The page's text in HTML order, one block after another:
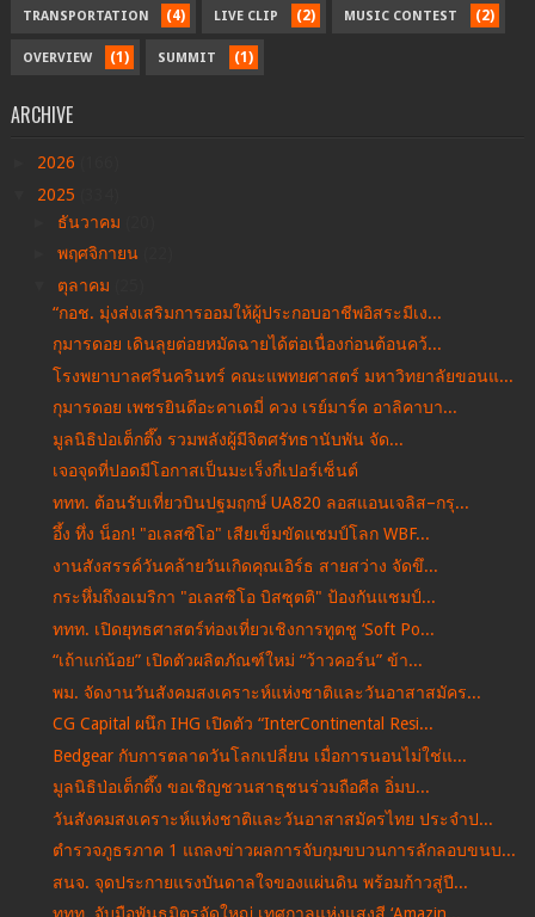
TRANSPORTATION (4) LIVE CLIP (2) MUSIC CONTEST (2)
OVERVIEW (1) SUMMIT (1)
ARCHIVE
2026
2025
ธันวาคม
พฤศจิกายน
ตุลาคม
“กอช. มุ่งส่งเสริมการออมให้ผู้ประกอบอาชีพอิสระมีเง...
กุมารดอย เดินลุยต่อยหมัดฉายได้ต่อเนื่องก่อนต้อนคว้...
โรงพยาบาลศรีนครินทร์ คณะแพทยศาสตร์ มหาวิทยาลัยขอนแ...
กุมารดอย เพชรยินดีอะคาเดมี่ ควง เรย์มาร์ค อาลิคาบา...
มูลนิธิป่อเต็กตึ๊ง รวมพลังผู้มีจิตศรัทธานับพัน จัด...
เจอจุดที่ปอดมีโอกาสเป็นมะเร็งกี่เปอร์เซ็นต์
ททท. ต้อนรับเที่ยวบินปฐมฤกษ์ UA820 ลอสแอนเจลิส–กรุ...
อึ้ง ทึ่ง น็อก! "อเลสซิโอ" เสียเข็มขัดแชมป์โลก WBF...
งานสังสรรค์วันคล้ายวันเกิดคุณเอิร์ธ สายสว่าง จัดขึ...
กระหึ่มถึงอเมริกา "อเลสซิโอ บิสซุตติ" ป้องกันแชมป์...
ททท. เปิดยุทธศาสตร์ท่องเที่ยวเชิงการทูตชู ‘Soft Po...
“เถ้าแก่น้อย” เปิดตัวผลิตภัณฑ์ใหม่ “ว้าวคอร์น” ข้า...
พม. จัดงานวันสังคมสงเคราะห์แห่งชาติและวันอาสาสมัคร...
CG Capital ผนึก IHG เปิดตัว “InterContinental Resi...
Bedgear กับการตลาดวันโลกเปลี่ยน เมื่อการนอนไม่ใช่แ...
มูลนิธิป่อเต็กตึ๊ง ขอเชิญชวนสาธุชนร่วมถือศีล อิ่มบ...
วันสังคมสงเคราะห์แห่งชาติและวันอาสาสมัครไทย ประจำป...
ตำรวจภูธรภาค 1 แถลงข่าวผลการจับกุมขบวนการลักลอบขนบ...
สนจ. จุดประกายแรงบันดาลใจของแผ่นดิน พร้อมก้าวสู่ปี...